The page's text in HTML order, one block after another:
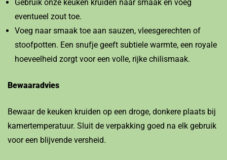
Gebruik onze keuken kruiden naar smaak en voeg
eventueel zout toe.
Voeg naar smaak toe aan sauzen, vleesgerechten of
stoofpotten. Een snufje geeft subtiele warmte, een royale
hoeveelheid zorgt voor een volle, rijke chilismaak.
Bewaaradvies
Bewaar de keuken kruiden op een droge, donkere plaats bij
kamertemperatuur. Sluit de verpakking goed na elk gebruik
voor een blijvende versheid.